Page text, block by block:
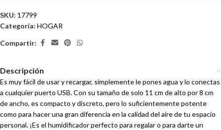
SKU: 17799
Categoría: HOGAR
Compartir:
Descripción
Es muy fácil de usar y recargar, simplemente le pones agua y lo conectas
a cualquier puerto USB. Con su tamaño de solo 11 cm de alto por 8 cm
de ancho, es compacto y discreto, pero lo suficientemente potente
como para hacer una gran diferencia en la calidad del aire de tu espacio
personal. ¡Es el humidificador perfecto para regalar o para darte un